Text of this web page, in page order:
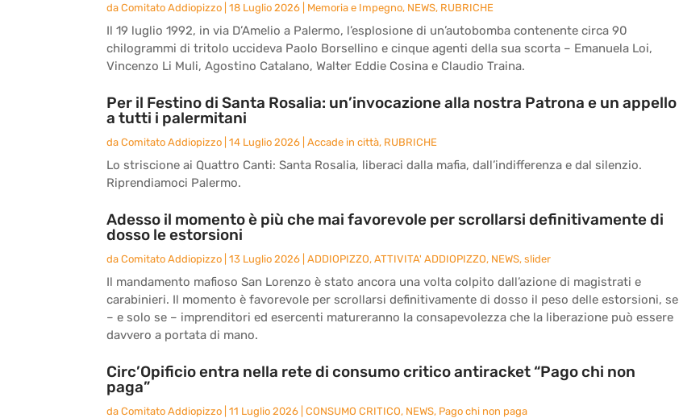
da Comitato Addiopizzo 18 Luglio 2026 Memoria e Impegno, NEWS, RUBRICHE
Il 19 luglio 1992, in via D’Amelio a Palermo, l’esplosione di un’autobomba contenente circa 90
chilogrammi di tritolo uccideva Paolo Borsellino e cinque agenti della sua scorta – Emanuela Loi,
Vincenzo Li Muli, Agostino Catalano, Walter Eddie Cosina e Claudio Traina.
Per il Festino di Santa Rosalia: un’invocazione alla nostra Patrona e un appello
a tutti i palermitani
da Comitato Addiopizzo 14 Luglio 2026 Accade in città, RUBRICHE
Lo striscione ai Quattro Canti: Santa Rosalia, liberaci dalla mafia, dall’indifferenza e dal silenzio.
Riprendiamoci Palermo.
Adesso il momento è più che mai favorevole per scrollarsi definitivamente di
dosso le estorsioni
da Comitato Addiopizzo 13 Luglio 2026 ADDIOPIZZO, ATTIVITA' ADDIOPIZZO, NEWS, slider
Il mandamento mafioso San Lorenzo è stato ancora una volta colpito dall’azione di magistrati e
carabinieri. Il momento è favorevole per scrollarsi definitivamente di dosso il peso delle estorsioni, se
– e solo se – imprenditori ed esercenti matureranno la consapevolezza che la liberazione può essere
davvero a portata di mano.
Circ’Opificio entra nella rete di consumo critico antiracket “Pago chi non
paga”
da Comitato Addiopizzo 11 Luglio 2026 CONSUMO CRITICO, NEWS, Pago chi non paga